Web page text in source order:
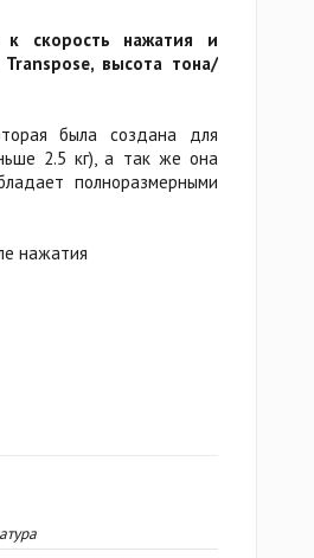
к скорость нажатия и
высота тона/
была создана для
2.5 кг), а так же она
полноразмерными
нажатия
ощущения клавиш и
были направлены на